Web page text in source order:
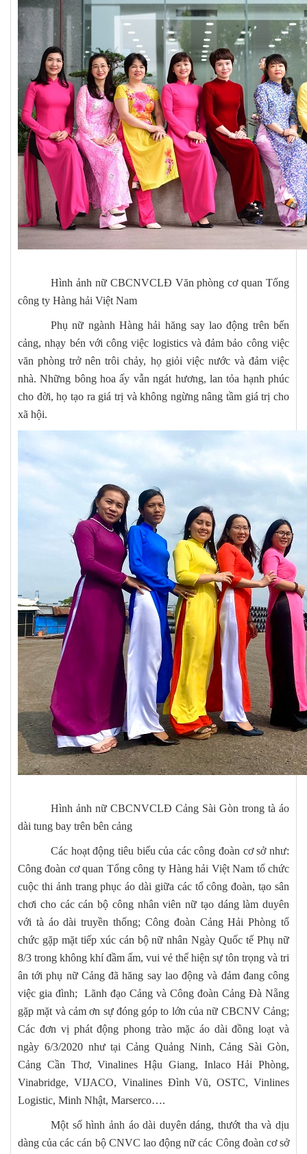
Hình ảnh nữ CBCNVCLĐ Văn phòng cơ quan Tổng
công ty Hàng hải Việt Nam
Phụ nữ ngành Hàng hải hăng say lao động trên bến
cảng, nhạy bén với công việc logistics và đảm bảo công việc
văn phòng trở nên trôi chảy, họ giỏi việc nước và đảm việc
nhà. Những bông hoa ấy vẫn ngát hương, lan tỏa hạnh phúc
cho đời, họ tạo ra giá trị và không ngừng nâng tầm giá trị cho
xã hội.
Hình ảnh nữ CBCNVCLĐ Cảng Sài Gòn trong tà áo
dài tung bay trên bên cảng
Các hoạt động tiêu biểu của các công đoàn cơ sở như:
Công đoàn cơ quan Tổng công ty Hàng hải Việt Nam tổ chức
cuộc thi ảnh trang phục áo dài giữa các tổ công đoàn, tạo sân
chơi cho các cán bộ công nhân viên nữ tạo dáng làm duyên
với tà áo dài truyền thống; Công đoàn Cảng Hải Phòng tổ
chức gặp mặt tiếp xúc cán bộ nữ nhân Ngày Quốc tế Phụ nữ
8/3 trong không khí đầm ấm, vui vẻ thể hiện sự tôn trọng và tri
ân tới phụ nữ Cảng đã hăng say lao động và đảm đang công
việc gia đình; Lãnh đạo Cảng và Công đoàn Cảng Đà Nẵng
gặp mặt và cảm ơn sự đóng góp to lớn của nữ CBCNV Cảng;
Các đơn vị phát động phong trào mặc áo dài đồng loạt và
ngày 6/3/2020 như tại Cảng Quảng Ninh, Cảng Sài Gòn,
Cảng Cần Thơ, Vinalines Hậu Giang, Inlaco Hải Phòng,
Vinabridge, VIJACO, Vinalines Đình Vũ, OSTC, Vinlines
Logistic, Minh Nhật, Marserco….
Một số hình ảnh áo dài duyên dáng, thướt tha và dịu
dàng của các cán bộ CNVC lao động nữ các Công đoàn cơ sở